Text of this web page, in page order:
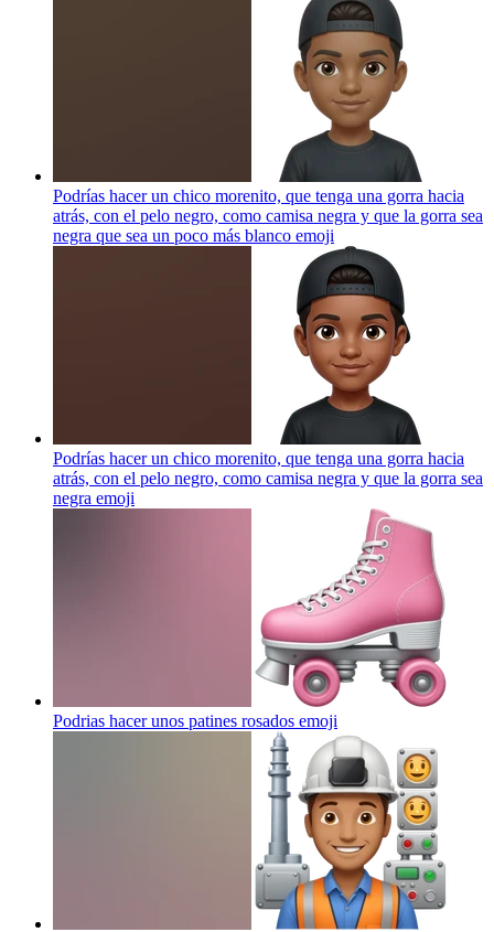
Podrías hacer un chico morenito, que tenga una gorra hacia
atrás, con el pelo negro, como camisa negra y que la gorra sea
negra que sea un poco más blanco emoji
Podrías hacer un chico morenito, que tenga una gorra hacia
atrás, con el pelo negro, como camisa negra y que la gorra sea
negra emoji
Podrias hacer unos patines rosados emoji